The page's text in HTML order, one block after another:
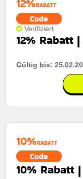
Berechtigung:
Art des
RABATT
Code
Verifiziert
12% Rabatt
Gültig bis:
Berechtigung:
Art des
10%RABATT
Code
10% Rabatt